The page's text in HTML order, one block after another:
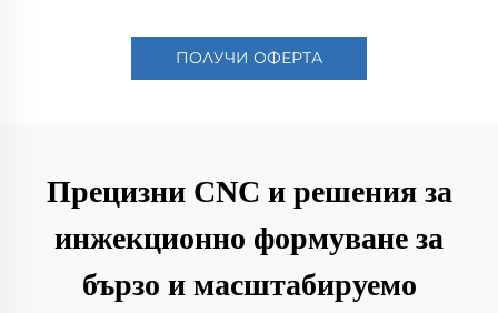
ПОЛУЧИ ОФЕРТА
Прецизни CNC и решения за
инжекционно формуване за
бързо и масштабируемо